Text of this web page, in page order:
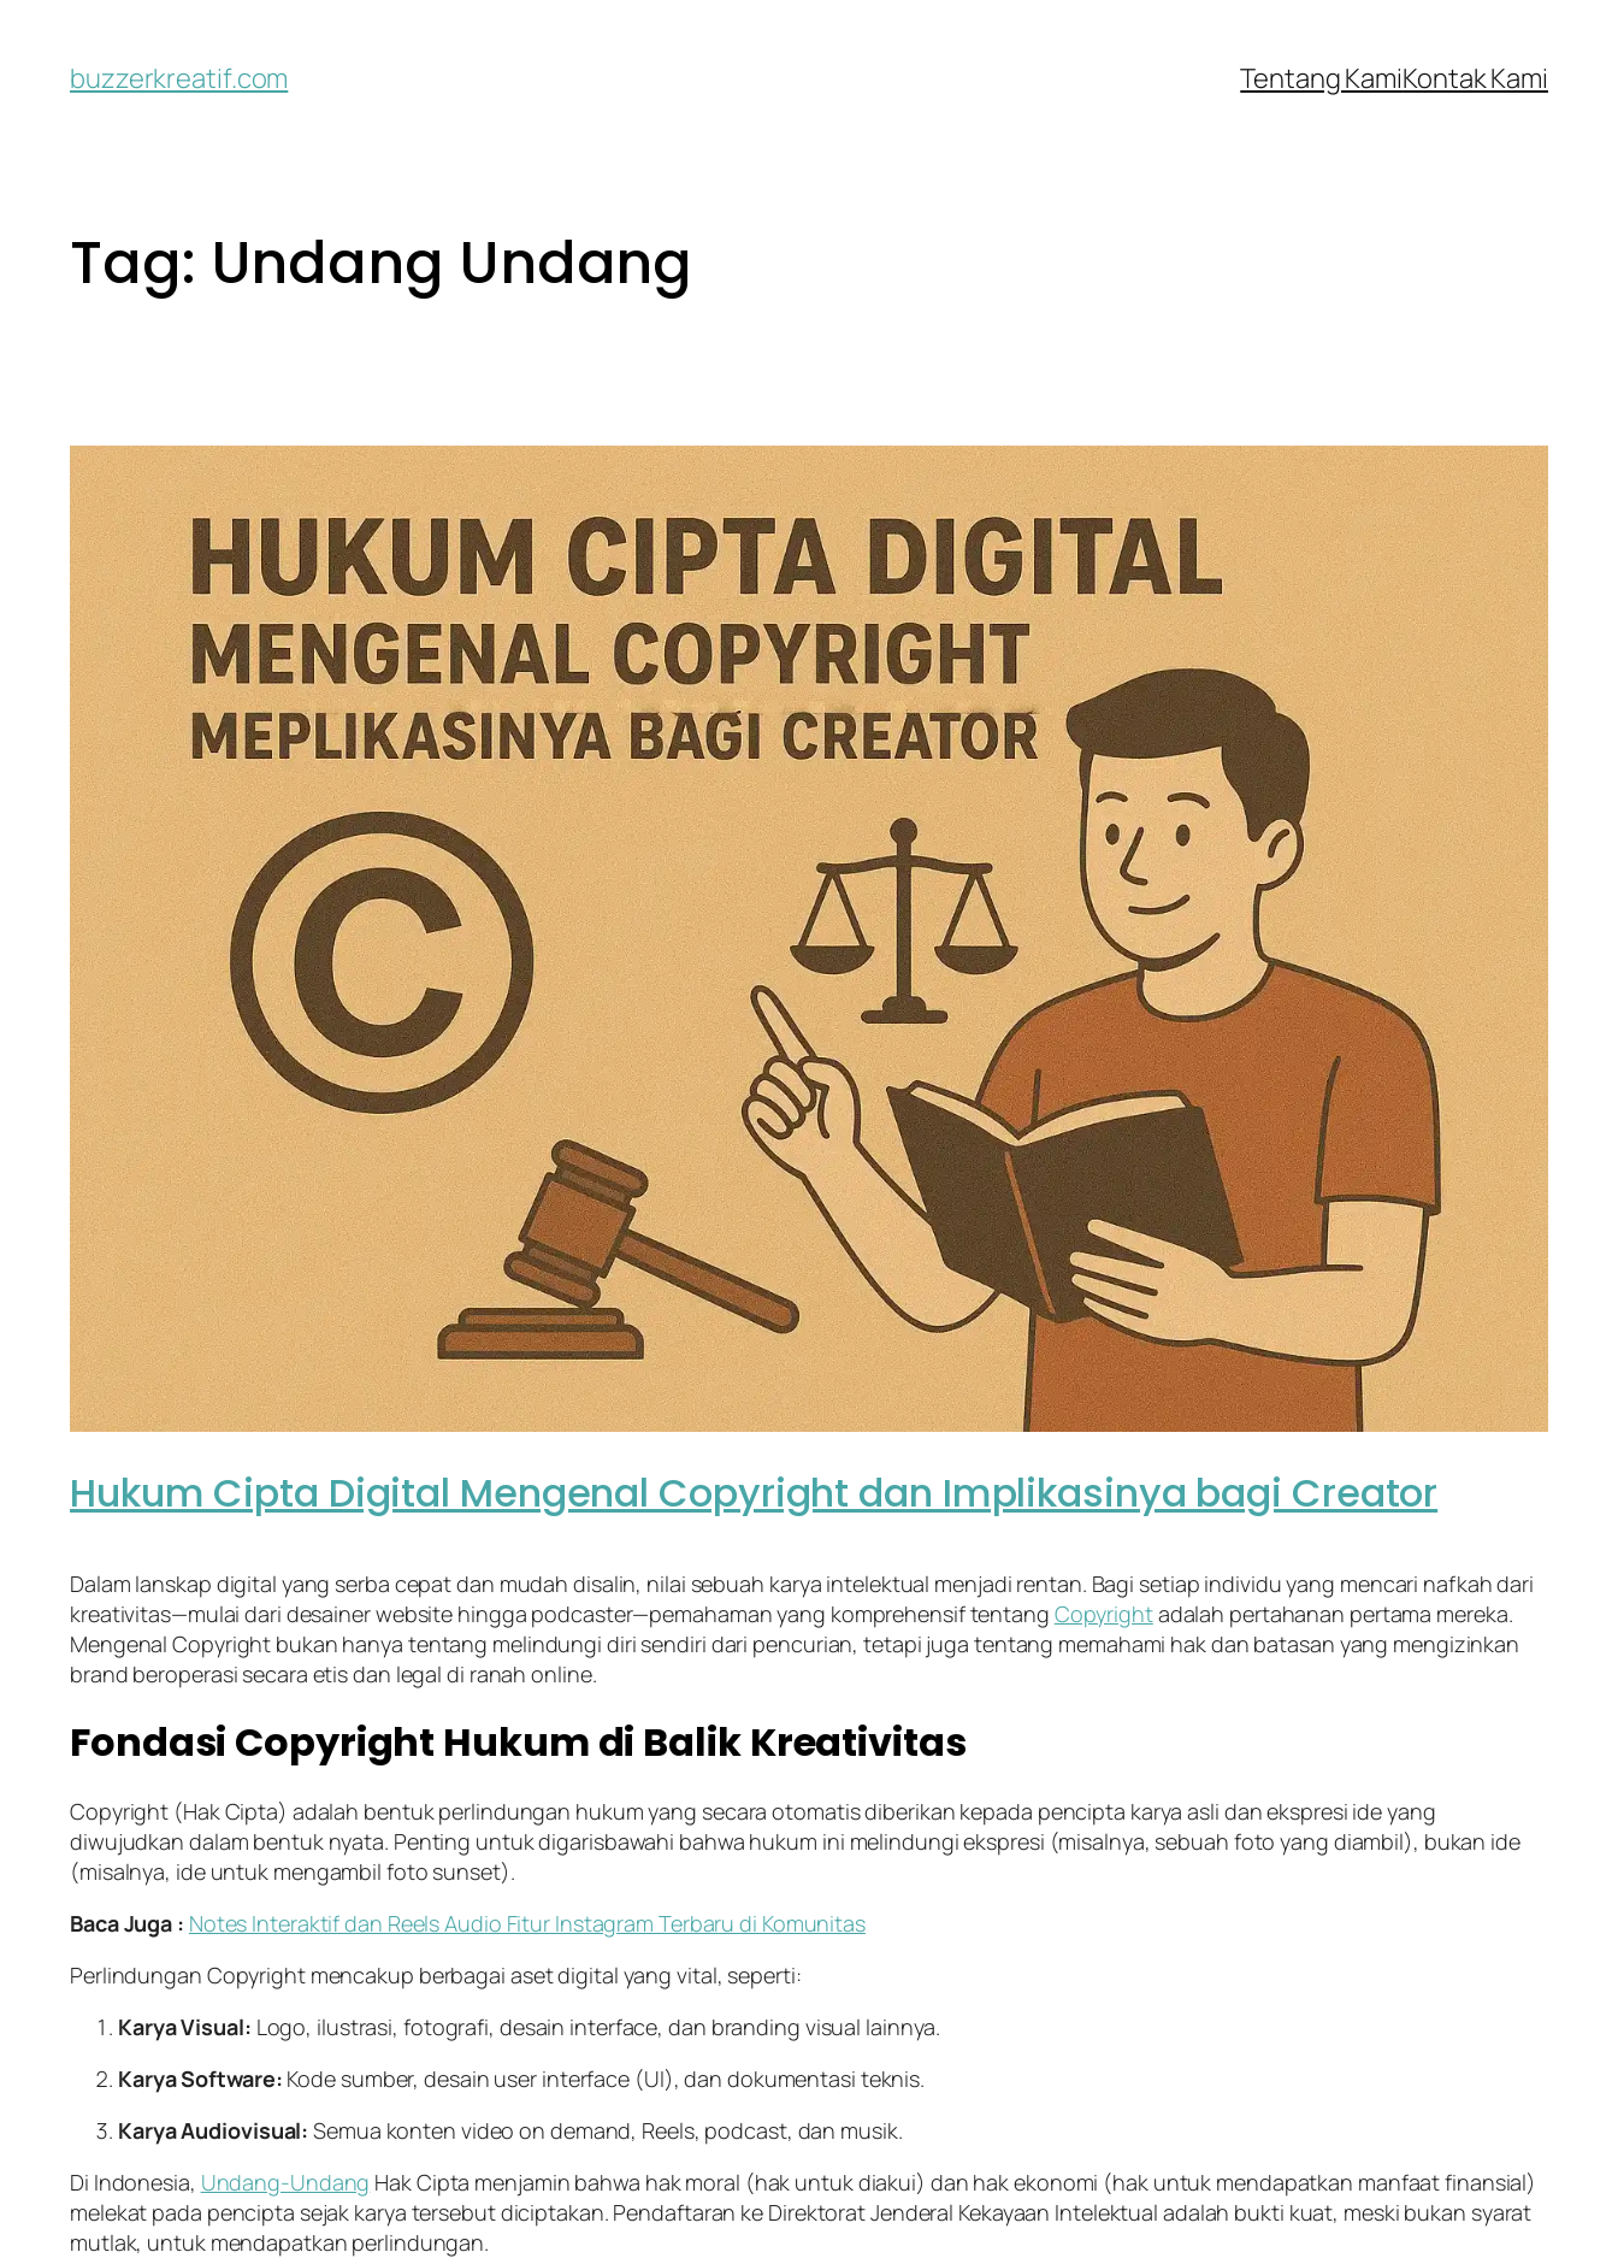
buzzerkreatif.com Tentang KamiKontak Kami
Tag: Undang Undang
Hukum Cipta Digital Mengenal Copyright dan Implikasinya bagi Creator
Dalam lanskap digital yang serba cepat dan mudah disalin, nilai sebuah karya intelektual menjadi rentan. Bagi setiap individu yang mencari nafkah dari
kreativitas—mulai dari desainerwebsite hingga podcaster—pemahaman yang komprehensif tentang Copyrightadalah pertahanan pertama mereka.
Mengenal Copyright bukan hanya tentang melindungi diri sendiri dari pencurian, tetapi juga tentang memahami hak dan batasan yang mengizinkan
brand beroperasi secara etis dan legal di ranahonline.
Fondasi Copyright Hukum di Balik Kreativitas
Copyright (Hak Cipta) adalah bentuk perlindungan hukum yang secara otomatis diberikan kepada pencipta karya asli dan ekspresi ide yang
diwujudkan dalam bentuk nyata. Penting untuk digarisbawahi bahwa hukum ini melindungi ekspresi (misalnya, sebuah foto yang diambil), bukan ide
(misalnya, ide untuk mengambil foto sunset).
Baca Juga : Notes Interaktif dan Reels Audio Fitur Instagram Terbaru di Komunitas
Perlindungan Copyright mencakup berbagai aset digital yang vital, seperti:
Karya Visual: Logo, ilustrasi, fotografi, desain interface, dan branding visual lainnya.
KaryaSoftware: Kode sumber, desain user interface (UI), dan dokumentasi teknis.
Karya Audiovisual: Semua konten video on demand, Reels, podcast, dan musik.
Di Indonesia, Undang-Undang Hak Cipta menjamin bahwa hak moral (hak untuk diakui) dan hak ekonomi (hak untuk mendapatkan manfaat finansial)
melekat pada pencipta sejak karya tersebut diciptakan. Pendaftaran ke Direktorat Jenderal Kekayaan Intelektual adalah bukti kuat, meski bukan syarat
mutlak, untuk mendapatkan perlindungan.